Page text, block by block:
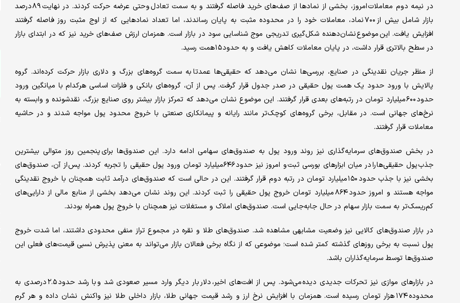
در نیمه دوم معاملات امروز، بخشی از نمادها از صف‌های خرید فاصله گرفتند و به سمت تعادل و حتی عرضه حرکت کردند. در نهایت ۸۹ درصد
بازار شامل بیش از ۷۰۰ نماد، معاملات خود را در محدوده مثبت به پایان رساندند، اما تعداد نمادهایی که از اوج مثبت روز فاصله گرفتند
افزایش یافت. این موضوع نشان‌دهنده شکل‌گیری تدریجی موج شناسایی سود در بازار است. همزمان ارزش صف‌های خرید نیز که در ابتدای بازار
در سطح بالاتری قرار داشت، در پایان معاملات کاهش یافت و به حدود ۱۵ همت رسید.
از منظر جریان نقدینگی در صنایع، بررسی‌ها نشان می‌دهد که حقیقی‌ها عمدتا به سمت گروه‌های بزرگ و دلاری بازار حرکت کرده‌اند. گروه
پالایش با ورود حدود یک همت پول حقیقی در صدر جدول قرار گرفت. پس از آن، گروه‌های بانکی و فلزات اساسی هرکدام با میانگین ورود
حدود ۶۰۰ میلیارد تومان در رتبه‌های بعدی قرار گرفتند. این موضوع نشان می‌دهد که تمرکز بازار بیشتر روی صنایع بزرگ، نقدشونده و وابسته به
نرخ‌های جهانی است. در مقابل، برخی گروه‌های کوچک‌تر مانند رایانه و پیمانکاری صنعتی با خروج محدود پول مواجه شدند و در حاشیه
معاملات قرار گرفتند.
در بخش صندوق‌های سرمایه‌گذاری نیز روند ورود پول به صندوق‌های سهامی ادامه دارد. این صندوق‌ها برای پنجمین روز متوالی بیشترین
جذب پول حقیقی‌ها را در میان ابزارهای بورسی ثبت و امروز نیز حدود ۶۴۶میلیارد تومان ورود پول حقیقی را تجربه کردند. پس از آن، صندوق‌های
بخشی نیز با جذب حدود ۱۵۰ میلیارد تومان در رتبه دوم قرار گرفتند. این در حالی است که صندوق‌های درآمد ثابت همچنان با خروج نقدینگی
مواجه هستند و امروز حدود ۸۶۴ میلیارد تومان خروج پول حقیقی را ثبت کردند. این روند نشان می‌دهد بخشی از منابع مالی از دارایی‌های
کم‌ریسک‌تر به سمت بازار سهام در حال جابه‌جایی است. صندوق‌های املاک و مستغلات نیز همچنان با خروج پول همراه بودند.
در بازار صندوق‌های کالایی نیز وضعیت مشابهی مشاهده شد. صندوق‌های طلا و نقره در مجموع تراز منفی محدودی داشتند، اما شدت خروج
پول نسبت به برخی روزهای گذشته کمتر شده است؛ موضوعی که از نگاه برخی فعالان بازار می‌تواند به معنی پذیرش نسبی قیمت‌های فعلی این
صندوق‌ها توسط سرمایه‌گذاران باشد.
در بازارهای موازی نیز تحرکات جدیدی دیده می‌شود. پس از افت‌های اخیر، دلار بار دیگر وارد مسیر صعودی شد و با رشد حدود ۲.۵ درصدی به
محدوده ۱۷۴ هزار تومان رسیده است. همزمان با افزایش نرخ ارز و رشد قیمت جهانی طلا، بازار داخلی طلا نیز واکنش نشان داده و هر گرم